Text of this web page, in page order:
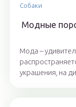
Собаки
Модные
Мода –
украшения, на